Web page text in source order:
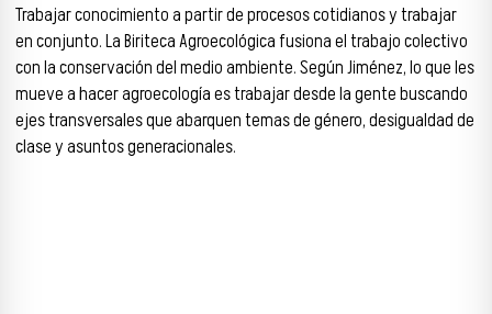
Trabajar conocimiento a partir de procesos cotidianos y trabajar
en conjunto. La Biriteca Agroecológica fusiona el trabajo colectivo
con la conservación del medio ambiente. Según Jiménez, lo que les
mueve a hacer agroecología es trabajar desde la gente buscando
ejes transversales que abarquen temas de género, desigualdad de
clase y asuntos generacionales.